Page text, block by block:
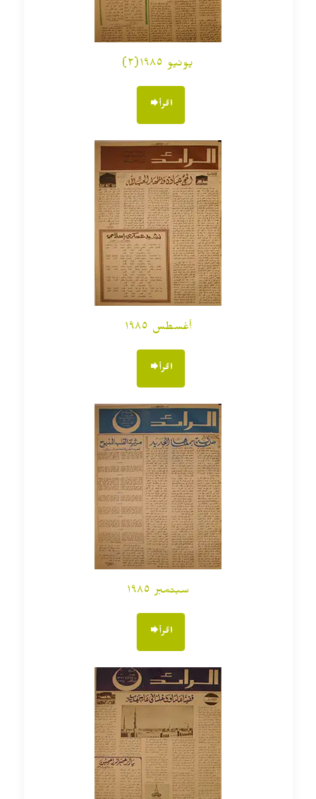
يونيو ١٩٨٥(٢)
اقرأ
أغسطس ١٩٨٥
اقرأ
سبتمبر ١٩٨٥
اقرأ